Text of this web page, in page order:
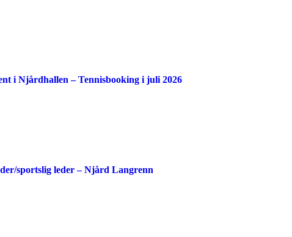
i Njårdhallen – Tennisbooking i juli 2026
sportslig leder – Njård Langrenn